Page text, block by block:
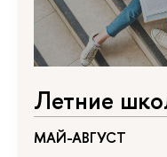
Летние
МАЙ-АВГУСТ